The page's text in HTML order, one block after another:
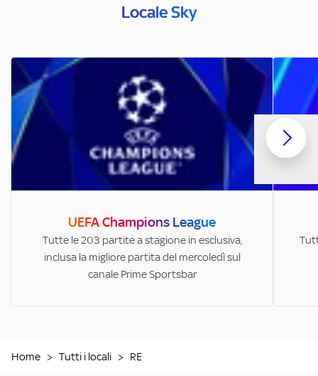
Locale Sky
UEFA Champions League
Tutte le 203 partite a stagione in esclusiva,
inclusa la migliore partita del mercoledì sul
canale Prime Sportsbar
Home > Tutti i locali > RE